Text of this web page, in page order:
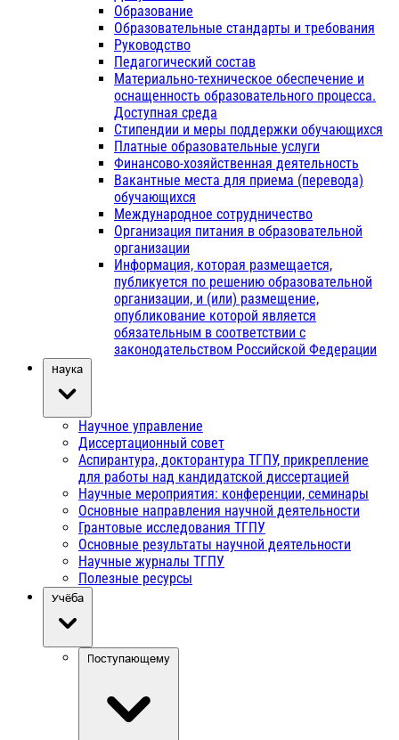
Образование
Образовательные стандарты и требования
Руководство
Педагогический состав
Материально-техническое обеспечение и
оснащенность образовательного процесса.
Доступная среда
Стипендии и меры поддержки обучающихся
Платные образовательные услуги
Финансово-хозяйственная деятельность
Вакантные места для приема (перевода)
обучающихся
Международное сотрудничество
Организация питания в образовательной
организации
Информация, которая размещается,
публикуется по решению образовательной
организации, и (или) размещение,
опубликование которой является
обязательным в соответствии с
законодательством Российской Федерации
Наука
Научное управление
Диссертационный совет
Аспирантура, докторантура ТГПУ, прикрепление
для работы над кандидатской диссертацией
Научные мероприятия: конференции, семинары
Основные направления научной деятельности
Грантовые исследования ТГПУ
Основные результаты научной деятельности
Научные журналы ТГПУ
Полезные ресурсы
Учёба
Поступающему